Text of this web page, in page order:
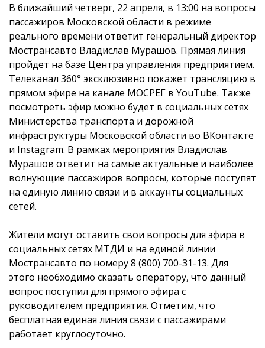
В ближайший четверг, 22 апреля, в 13:00 на вопросы
пассажиров Московской области в режиме
реального времени ответит генеральный директор
Мострансавто Владислав Мурашов. Прямая линия
пройдет на базе Центра управления предприятием.
Телеканал 360° эксклюзивно покажет трансляцию в
прямом эфире на канале МОСРЕГ в YouTube. Также
посмотреть эфир можно будет в социальных сетях
Министерства транспорта и дорожной
инфраструктуры Московской области во ВКонтакте
и Instagram. В рамках мероприятия Владислав
Мурашов ответит на самые актуальные и наиболее
волнующие пассажиров вопросы, которые поступят
на единую линию связи и в аккаунты социальных
сетей.
Жители могут оставить свои вопросы для эфира в
социальных сетях МТДИ и на единой линии
Мострансавто по номеру 8 (800) 700-31-13. Для
этого необходимо сказать оператору, что данный
вопрос поступил для прямого эфира с
руководителем предприятия. Отметим, что
бесплатная единая линия связи с пассажирами
работает круглосуточно.